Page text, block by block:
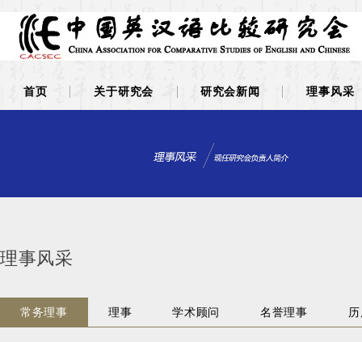
首页 关于研究会 研究会新闻 理事风采
理事风采
常务理事 理事 学术顾问 名誉理事